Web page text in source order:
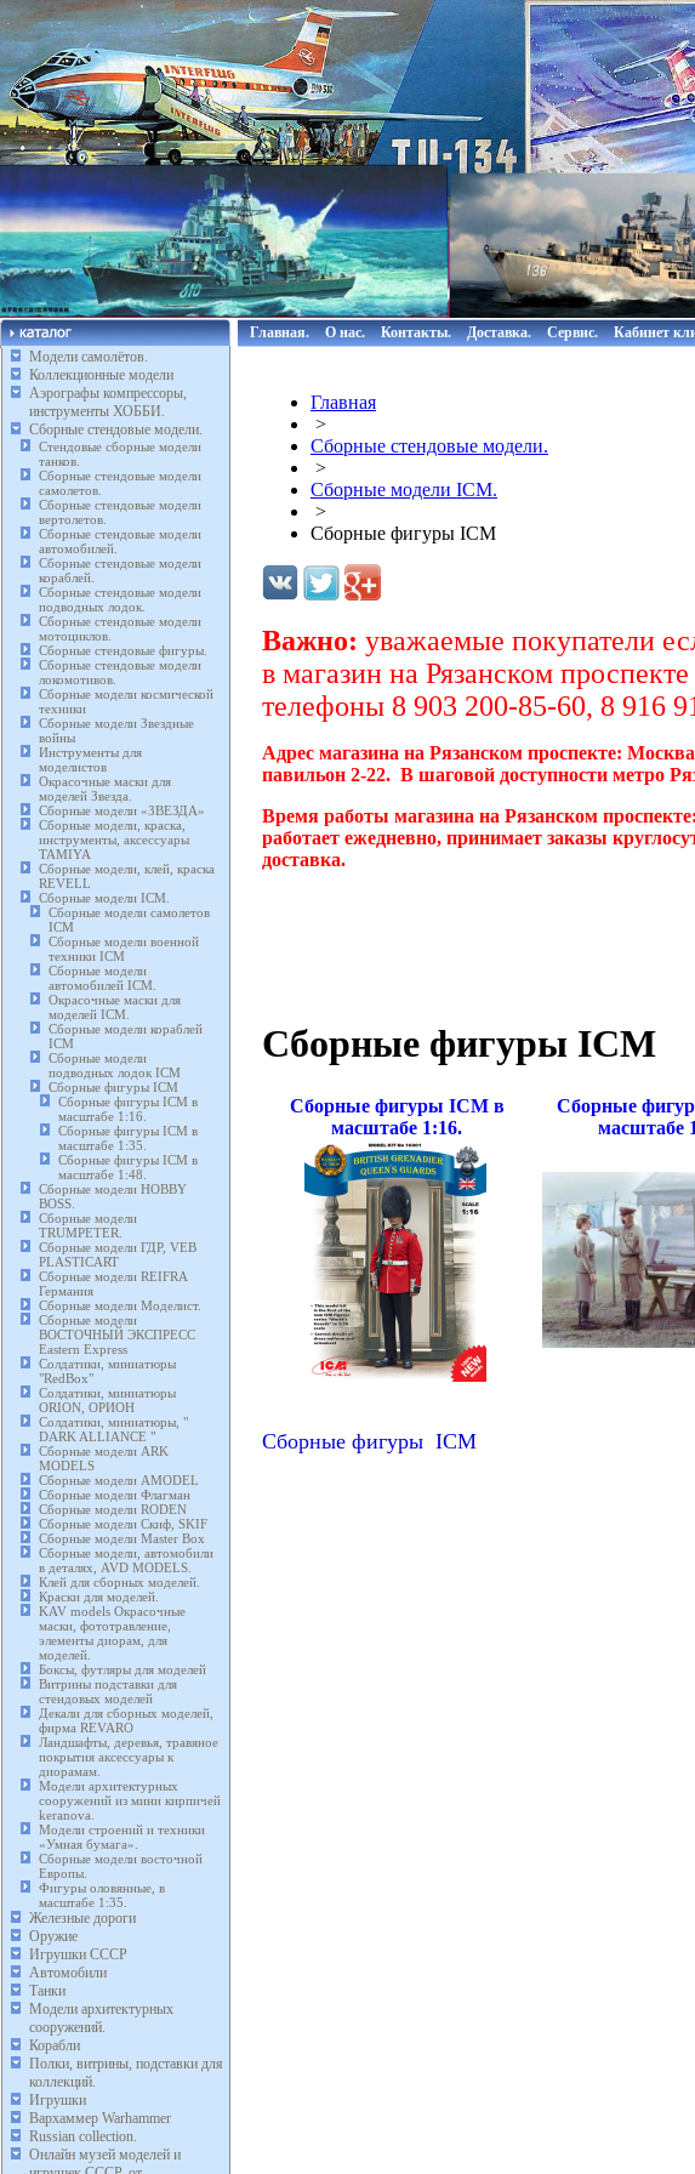
Модели самолётов.
Коллекционные модели
Аэрографы компрессоры,
инструменты ХОББИ.
Сборные стендовые модели.
Стендовые сборные модели
танков.
Сборные стендовые модели
самолетов.
Сборные стендовые модели
вертолетов.
Сборные стендовые модели
автомобилей.
Сборные стендовые модели
кораблей.
Сборные стендовые модели
подводных лодок.
Сборные стендовые модели
мотоциклов.
Сборные стендовые фигуры.
Сборные стендовые модели
локомотивов.
Сборные модели космической
техники
Сборные модели Звездные
войны
Инструменты для
моделистов
Окрасочные маски для
моделей Звезда.
Сборные модели «ЗВЕЗДА»
Сборные модели, краска,
инструменты, аксессуары
TAMIYA
Сборные модели, клей, краска
REVELL
Сборные модели ICM.
Сборные модели самолетов
ICM
Сборные модели военной
техники ICM
Сборные модели
автомобилей ICM.
Окрасочные маски для
моделей ICM.
Сборные модели кораблей
ICM
Сборные модели
подводных лодок ICM
Сборные фигуры ICM
Сборные фигуры ICM в
масштабе 1:16.
Сборные фигуры ICM в
масштабе 1:35.
Сборные фигуры ICM в
масштабе 1:48.
Сборные модели HOBBY
BOSS.
Сборные модели
TRUMPETER.
Сборные модели ГДР, VEB
PLASTICART
Сборные модели REIFRA
Германия
Сборные модели Моделист.
Сборные модели
ВОСТОЧНЫЙ ЭКСПРЕСС
Eastern Express
Солдатики, миниатюры
"RedBox"
Солдатики, миниатюры
ORION, ОРИОН
Солдатики, миниатюры, "
DARK ALLIANCE "
Сборные модели ARK
MODELS
Сборные модели AMODEL
Сборные модели Флагман
Сборные модели RODEN
Сборные модели Скиф, SKIF
Сборные модели Master Box
Сборные модели, автомобили
в деталях, AVD MODELS.
Клей для сборных моделей.
Краски для моделей.
KAV models Окрасочные
маски, фототравление,
элементы диорам, для
моделей.
Боксы, футляры для моделей
Витрины подставки для
стендовых моделей
Декали для сборных моделей,
фирма REVARO
Ландшафты, деревья, травяное
покрытия аксессуары к
диорамам.
Модели архитектурных
сооружений из мини кирпичей
keranova.
Модели строений и техники
«Умная бумага».
Сборные модели восточной
Европы.
Фигуры оловянные, в
масштабе 1:35.
Железные дороги
Оружие
Игрушки СССР
Автомобили
Танки
Модели архитектурных
сооружений.
Корабли
Полки, витрины, подставки для
коллекций.
Игрушки
Вархаммер Warhammer
Russian collection.
Онлайн музей моделей и
Главная. О нас. Контакты. Доставка. Сервис. Кабинет
Главная
>
Сборные стендовые модели.
>
Сборные модели ICM.
>
Сборные фигуры ICM
Важно: уважаемые покупатели
в магазин на Рязанском
телефоны 8 903 200-85-60, 8 916
Адрес магазина на Рязанском проспекте:
павильон 2-22. В шаговой доступности метро
Время работы магазина на Рязанском
работает ежедневно, принимает заказы
доставка.
Сборные фигуры ICM
Сборные фигуры ICM в
масштабе 1:16.
Сборные
масштабе
Сборные фигуры ICM